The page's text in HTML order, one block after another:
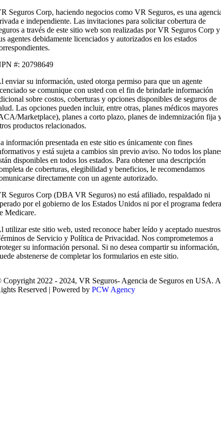
Seguros Corp, haciendo negocios como VR Seguros, es una
e independiente. Las invitaciones para solicitar cobertura de
a través de este sitio web son realizadas por VR Seguros Corp y
agentes debidamente licenciados y autorizados en los estados
#: 20798649
enviar su información, usted otorga permiso para que un agente
se comunique con usted con el fin de brindarle información
sobre costos, coberturas y opciones disponibles de seguros de
Las opciones pueden incluir, entre otras, planes médicos mayores
Marketplace), planes a corto plazo, planes de indemnización fija
productos relacionados.
información presentada en este sitio es únicamente con fines
y está sujeta a cambios sin previo aviso. No todos los
disponibles en todos los estados. Para obtener una descripción
de coberturas, elegibilidad y beneficios, le recomendamos
directamente con un agente autorizado.
Seguros Corp (DBA VR Seguros) no está afiliado, respaldado ni
por el gobierno de los Estados Unidos ni por el programa
Medicare.
utilizar este sitio web, usted reconoce haber leído y aceptado nuestros
de Servicio y Política de Privacidad. Nos comprometemos a
su información personal. Si no desea compartir su información,
abstenerse de completar los formularios en este sitio.
Copyright 2022 - 2024, VR Seguros- Agencia de Seguros en USA.
Reserved | Powered byPCW Agency